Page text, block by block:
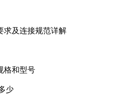
求及连接规范详解
格和型号
少